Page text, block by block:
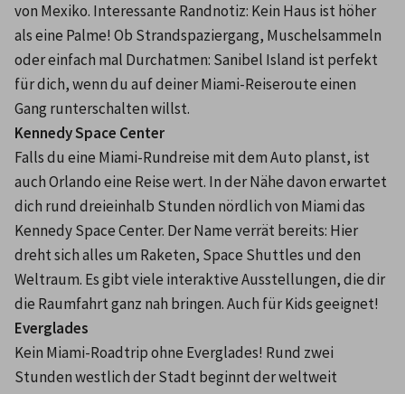
von Mexiko. Interessante Randnotiz: Kein Haus ist höher
als eine Palme! Ob Strandspaziergang, Muschelsammeln
oder einfach mal Durchatmen: Sanibel Island ist perfekt
für dich, wenn du auf deiner Miami-Reiseroute einen
Gang runterschalten willst.
Kennedy Space Center
Falls du eine Miami-Rundreise mit dem Auto planst, ist
auch Orlando eine Reise wert. In der Nähe davon erwartet
dich rund dreieinhalb Stunden nördlich von Miami das
Kennedy Space Center. Der Name verrät bereits: Hier
dreht sich alles um Raketen, Space Shuttles und den
Weltraum. Es gibt viele interaktive Ausstellungen, die dir
die Raumfahrt ganz nah bringen. Auch für Kids geeignet!
Everglades
Kein Miami-Roadtrip ohne Everglades! Rund zwei
Stunden westlich der Stadt beginnt der weltweit